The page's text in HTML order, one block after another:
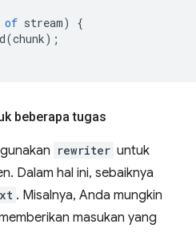
of stream)
{
(chunk);
beberapa tugas
rewriter untuk
Dalam hal ini, sebaiknya
. Misalnya, Anda mungkin
masukan yang